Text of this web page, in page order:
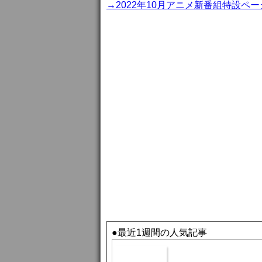
→2022年10月アニメ新番組特設ペー
●最近1週間の人気記事